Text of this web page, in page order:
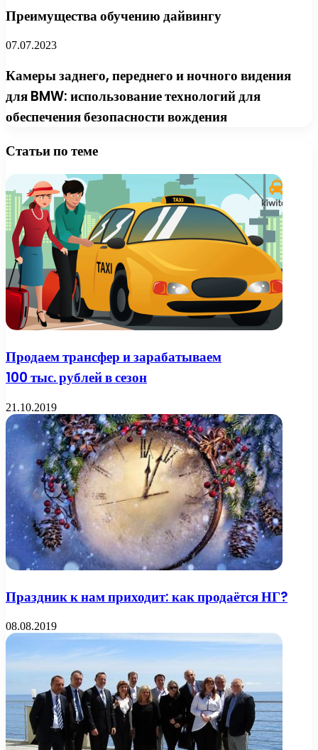
Преимущества обучению дайвингу
07.07.2023
Камеры заднего, переднего и ночного видения
для BMW: использование технологий для
обеспечения безопасности вождения
Статьи по теме
Продаем трансфер и зарабатываем
100 тыс. рублей в сезон
21.10.2019
Праздник к нам приходит: как продаётся НГ?
08.08.2019